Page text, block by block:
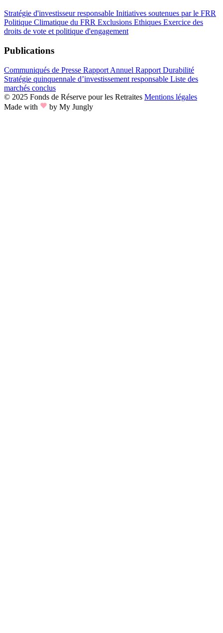
Stratégie d'investisseur responsable Initiatives soutenues par le FRR
Politique Climatique du FRR Exclusions Ethiques Exercice des
droits de vote et politique d'engagement
Publications
Communiqués de Presse Rapport Annuel Rapport Durabilité
Stratégie quinquennale d’investissement responsable Liste des
marchés conclus
© 2025 Fonds de Réserve pour les Retraites Mentions légales
Made with
by My Jungly